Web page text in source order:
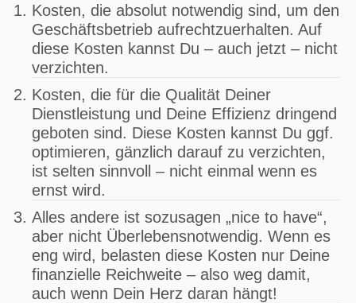
Kosten, die absolut notwendig sind, um den
Geschäftsbetrieb aufrechtzuerhalten. Auf
diese Kosten kannst Du – auch jetzt – nicht
verzichten.
Kosten, die für die Qualität Deiner
Dienstleistung und Deine Effizienz dringend
geboten sind. Diese Kosten kannst Du ggf.
optimieren, gänzlich darauf zu verzichten,
ist selten sinnvoll – nicht einmal wenn es
ernst wird.
Alles andere ist sozusagen „nice to have“,
aber nicht Überlebensnotwendig. Wenn es
eng wird, belasten diese Kosten nur Deine
finanzielle Reichweite – also weg damit,
auch wenn Dein Herz daran hängt!